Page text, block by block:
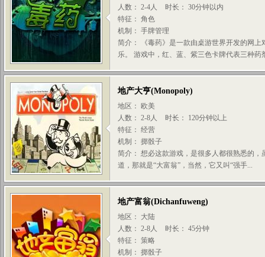
人数： 2-4人
时长： 30分钟以内
特征： 角色
机制： 手牌管理
简介： 《毒药》是一款由桌游世界开发的网
乐。 游戏中，红、蓝、紫三色卡牌代表三种药
地产大亨(Monopoly)
地区： 欧美
人数： 2-8人
时长： 120分钟以上
特征： 经营
机制： 掷骰子
简介： 想必这款游戏，是很多人都很熟悉的
道，那就是“大富翁”，当然，它又叫“强手...
地产富翁(Dichanfuweng)
地区： 大陆
人数： 2-8人
时长： 45分钟
特征： 策略
机制： 掷骰子